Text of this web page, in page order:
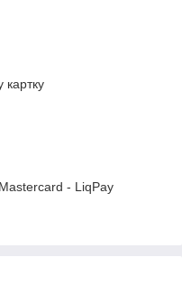
картку
- LiqPay